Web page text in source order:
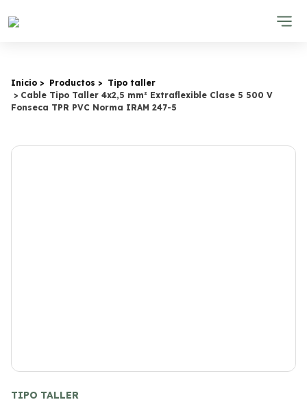
Inicio Productos
Tipo taller
Cable Tipo Taller 4x2,5 mm² Extraflexible Clase 5 500 V
Fonseca TPR PVC Norma IRAM 247-5
TIPO TALLER